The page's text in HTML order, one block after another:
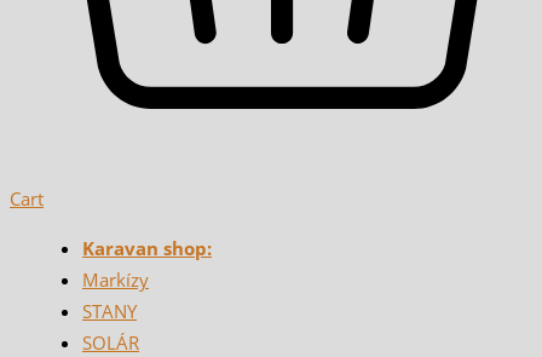
Cart
Karavan shop:
Markízy
STANY
SOLÁR